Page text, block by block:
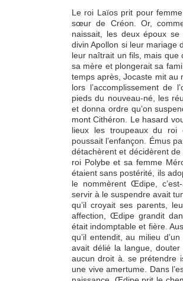
Le roi Laïos prit pour
sœur de Créon. Or,
naissait, les deux époux
divin Apollon si leur mariage
leur naîtrait un fils, mais que
sa mère et plongerait sa
temps après, Jocaste mit au
lors l’accomplissement de
pieds du nouveau-né, les
et donna ordre qu’on
mont Cithéron. Le hasard
lieux les troupeaux du roi
poussait l’enfançon. Émus
détachèrent et décidèrent
roi Polybe et sa femme
étaient sans postérité, ils
le nommèrent Œdipe,
servir à le suspendre avait
qu’il croyait ses parents,
affection, Œdipe grandit
était indomptable et fière.
qu’il entendit, au milieu
avait délié la langue, douter
aucun droit à. se prétendre
une vive amertume. Dans